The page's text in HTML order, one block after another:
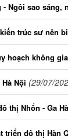
Ngôi sao
trúc sư nên
hoạch không
Nội (29/07/
thị Nhổn - Ga
đô thị Hàn